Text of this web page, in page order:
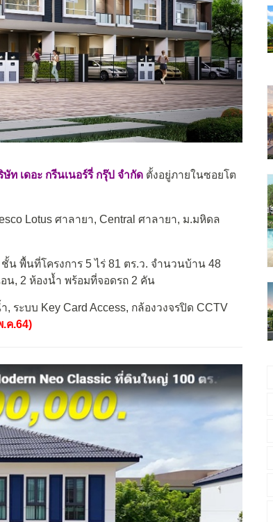
ษัท เดอะ กรีนเนอร์รี่ กรุ๊ป จำกัด ตั้งอยู่ภายในซอยโต
Lotus ศาลายา, Central ศาลายา, ม.มหิดล
น พื้นที่โครงการ 5 ไร่ 81 ตร.ว. จำนวนบ้าน 48
น, 2 ห้องน้ำ พร้อมที่จอดรถ 2 คัน
ระบบ Key Card Access, กล้องวงจรปิด CCTV
.ค.64)